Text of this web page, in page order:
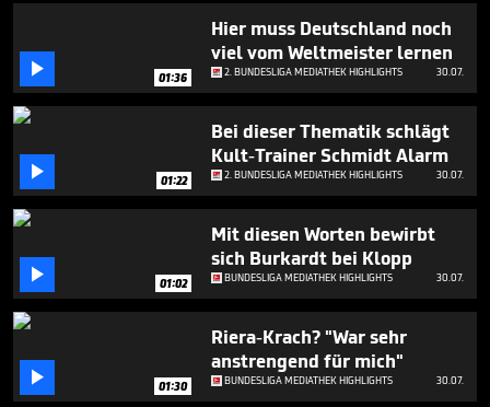
 01:36
Hier muss Deutschland noch
viel vom Weltmeister lernen
2. BUNDESLIGA MEDIATHEK HIGHLIGHTS 30.07.
 01:22
Bei dieser Thematik schlägt
Kult-Trainer Schmidt Alarm
2. BUNDESLIGA MEDIATHEK HIGHLIGHTS 30.07.
 01:02
Mit diesen Worten bewirbt
sich Burkardt bei Klopp
BUNDESLIGA MEDIATHEK HIGHLIGHTS 30.07.
 01:30
Riera-Krach? "War sehr
anstrengend für mich"
BUNDESLIGA MEDIATHEK HIGHLIGHTS 30.07.